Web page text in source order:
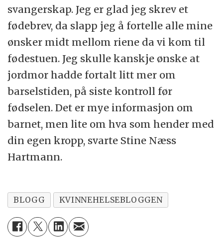
svangerskap. Jeg er glad jeg skrev et
fødebrev, da slapp jeg å fortelle alle mine
ønsker midt mellom riene da vi kom til
fødestuen. Jeg skulle kanskje ønske at
jordmor hadde fortalt litt mer om
barselstiden, på siste kontroll før
fødselen. Det er mye informasjon om
barnet, men lite om hva som hender med
din egen kropp, svarte Stine Næss
Hartmann.
BLOGG KVINNEHELSEBLOGGEN